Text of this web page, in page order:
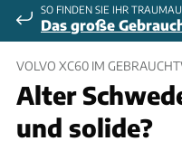
SO FINDEN SIE IHR
Das große
VOLVO XC60 IM
Alter
und solide?